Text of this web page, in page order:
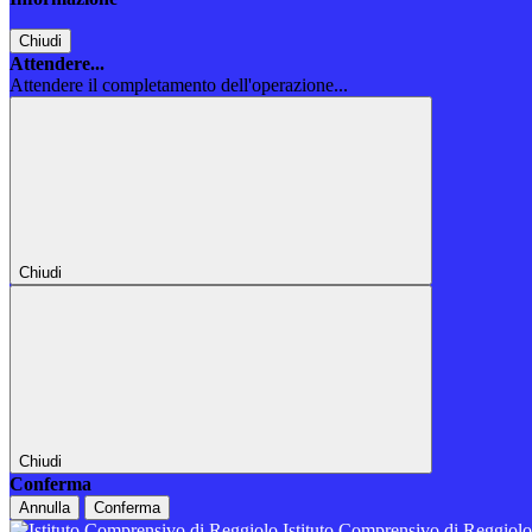
Chiudi
Attendere...
Attendere il completamento dell'operazione...
Chiudi
Chiudi
Conferma
Annulla Conferma